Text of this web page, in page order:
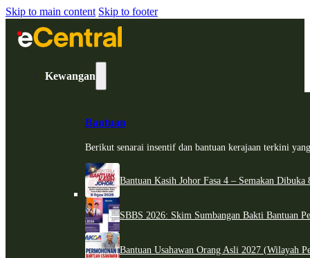
Skip to main content Skip to footer
Kewangan
Bantuan
Berikut senarai insentif dan bantuan kerajaan terkini
Bantuan Kasih Johor Fasa 4 – Semakan
SBBS 2026: Skim Sumbangan Bakti Bantuan
Bantuan Usahawan Orang Asli 2027 (Wilayah